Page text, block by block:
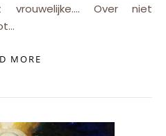
vrouwelijke…. Over niet
MORE